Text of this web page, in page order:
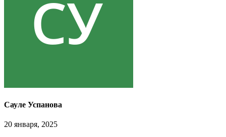
Сауле Успанова
20 января, 2025